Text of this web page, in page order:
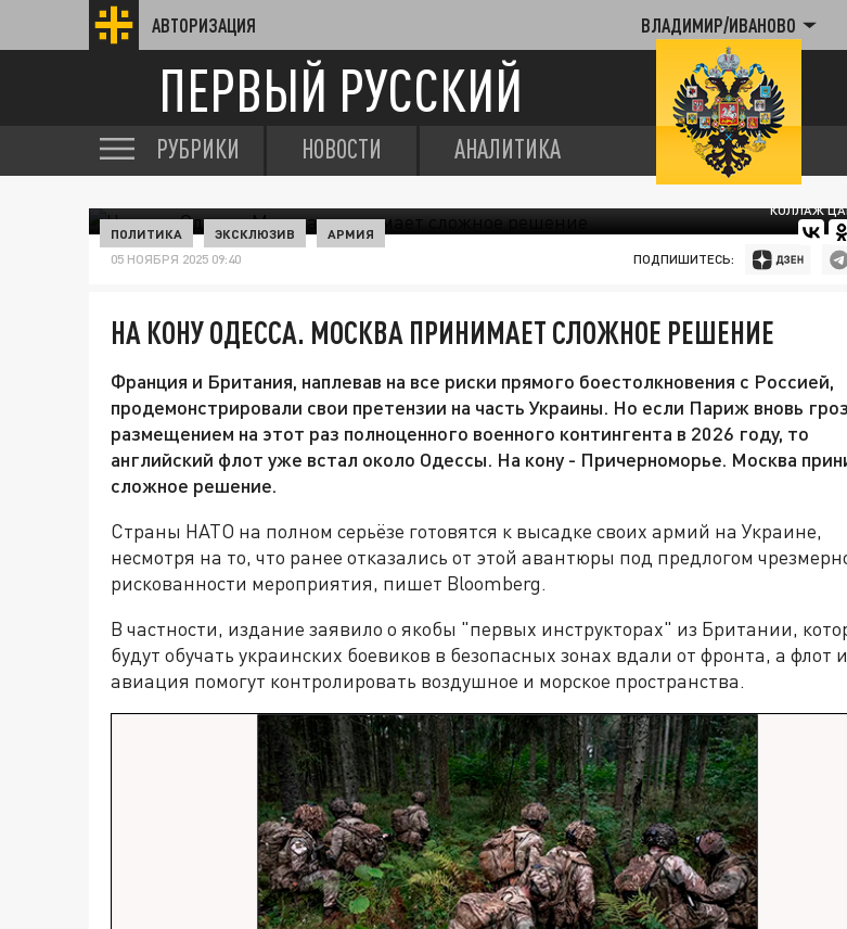
АВТОРИЗАЦИЯ ВЛАДИМИР/ИВАНОВО
ПЕРВЫЙ РУССКИЙ
РУБРИКИ НОВОСТИ АНАЛИТИКА
КОЛЛАЖ
ПОЛИТИКА ЭКСКЛЮЗИВ АРМИЯ
05 НОЯБРЯ 2025 09:40 ПОДПИШИТЕСЬ:
НА КОНУ ОДЕССА. МОСКВА ПРИНИМАЕТ СЛОЖНОЕ РЕШЕНИЕ
Франция и Британия, наплевав на все риски прямого боестолкновения с Россией,
продемонстрировали свои претензии на часть Украины. Но если Париж вновь
размещением на этот раз полноценного военного контингента в 2026 году, то
английский флот уже встал около Одессы. На кону - Причерноморье. Москва
сложное решение.
Страны НАТО на полном серьёзе готовятся к высадке своих армий на Украине,
несмотря на то, что ранее отказались от этой авантюры под предлогом
рискованности мероприятия, пишет Bloomberg.
В частности, издание заявило о якобы "первых инструкторах" из Британии,
будут обучать украинских боевиков в безопасных зонах вдали от фронта, а флот и
авиация помогут контролировать воздушное и морское пространства.